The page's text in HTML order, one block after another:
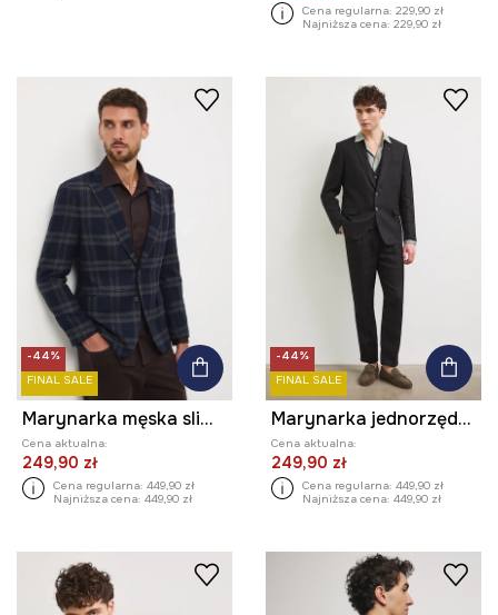
Cena regularna: 229,90 zł
Najniższa cena: 229,90 zł
-44%
FINAL SALE
Marynarka męska slim w kratę
Cena aktualna:
249,90 zł
Cena regularna: 449,90 zł
Najniższa cena: 449,90 zł
-44%
FINAL SALE
Marynarka jednorzędowa męska lniana gładka
Cena aktualna:
249,90 zł
Cena regularna: 449,90 zł
Najniższa cena: 449,90 zł